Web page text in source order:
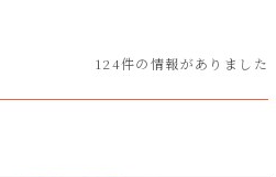
124件の情報がありました